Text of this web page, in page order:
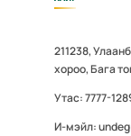
211238,
хороо, Бага
Утас: 7777-
И-мэйл: